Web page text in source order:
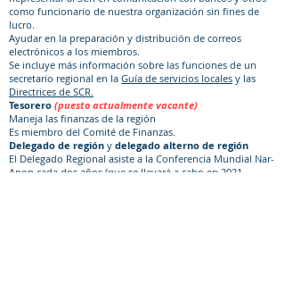
como funcionario de nuestra organización sin fines de
lucro.
Ayudar en la preparación y distribución de correos
electrónicos a los miembros.
Se incluye más información sobre las funciones de un
secretario regional en la Guía de servicios locales y las
Directrices de SCR.
Tesorero (puesto actualmente vacante)
Maneja las finanzas de la región
Es miembro del Comité de Finanzas.
Delegado de región y delegado alterno de región
El Delegado Regional asiste a la Conferencia Mundial Nar-
Anon cada dos años (que se llevará a cabo en 2021